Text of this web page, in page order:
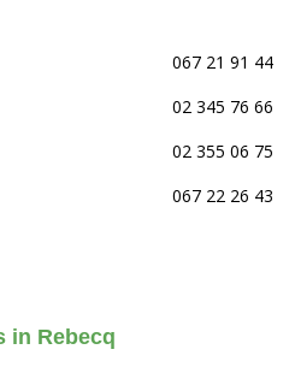
067 21 91 44
02 345 76 66
02 355 06 75
067 22 26 43
in Rebecq